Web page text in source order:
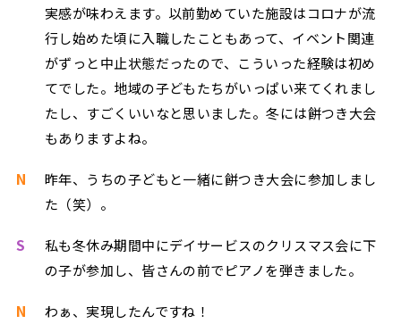
実感が味わえます。以前勤めていた施設はコロナが流
行し始めた頃に入職したこともあって、イベント関連
がずっと中止状態だったので、こういった経験は初め
てでした。地域の子どもたちがいっぱい来てくれまし
たし、すごくいいなと思いました。冬には餅つき大会
もありますよね。
N
昨年、うちの子どもと一緒に餅つき大会に参加しまし
た（笑）。
S
私も冬休み期間中にデイサービスのクリスマス会に下
の子が参加し、皆さんの前でピアノを弾きました。
N わぁ、実現したんですね！